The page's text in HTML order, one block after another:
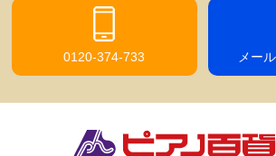
0120-374-733 メー